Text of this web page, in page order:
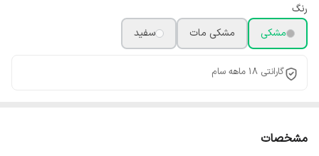
رنگ
مشکی
مشکی مات سفید
گارانتی 18 ماهه سام
مشخصات